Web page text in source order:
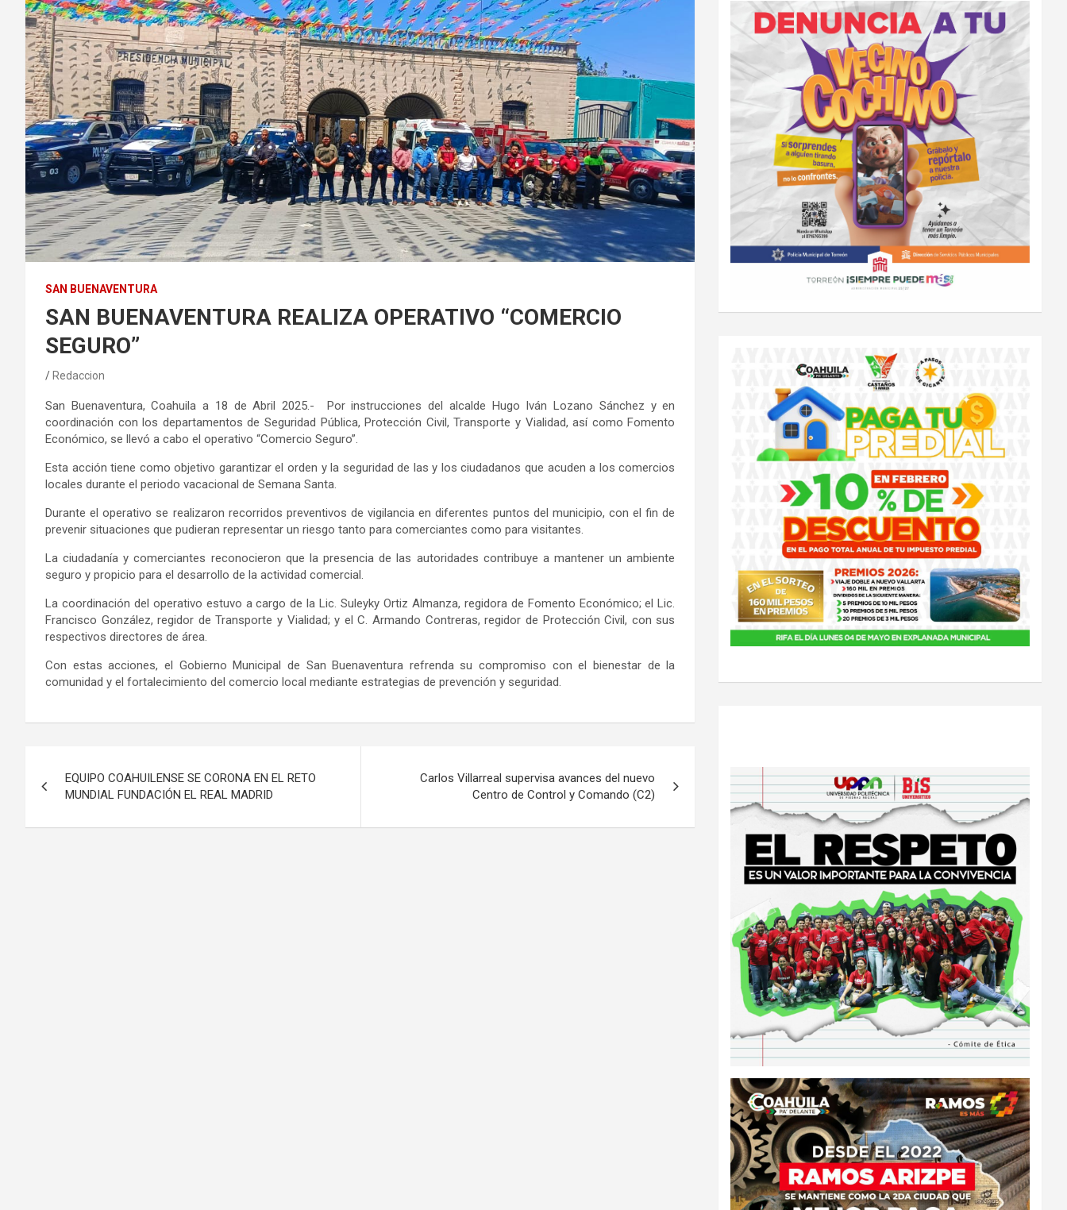
SAN BUENAVENTURA
SAN BUENAVENTURA REALIZA OPERATIVO “COMERCIO
SEGURO”
Redaccion
San Buenaventura, Coahuila a 18 de Abril 2025.- Por instrucciones del alcalde Hugo Iván Lozano Sánchez y en
coordinación con los departamentos de Seguridad Pública, Protección Civil, Transporte y Vialidad, así como Fomento
Económico, se llevó a cabo el operativo “Comercio Seguro”.
Esta acción tiene como objetivo garantizar el orden y la seguridad de las y los ciudadanos que acuden a los comercios
locales durante el periodo vacacional de Semana Santa.
Durante el operativo se realizaron recorridos preventivos de vigilancia en diferentes puntos del municipio, con el fin de
prevenir situaciones que pudieran representar un riesgo tanto para comerciantes como para visitantes.
La ciudadanía y comerciantes reconocieron que la presencia de las autoridades contribuye a mantener un ambiente
seguro y propicio para el desarrollo de la actividad comercial.
La coordinación del operativo estuvo a cargo de la Lic.Suleyky Ortiz Almanza, regidora de Fomento Económico; el Lic.
Francisco González, regidor de Transporte y Vialidad; y el C. Armando Contreras, regidor de Protección Civil, con sus
respectivos directores de área.
Con estas acciones, el Gobierno Municipal de San Buenaventura refrenda su compromiso con el bienestar de la
comunidad y el fortalecimiento del comercio local mediante estrategias de prevención y seguridad.
de
entradas
EQUIPO COAHUILENSE SE CORONA EN EL RETO
MUNDIAL FUNDACIÓN EL REAL MADRID
Carlos Villarreal supervisa avances del nuevo
Centro de Control y Comando (C2)